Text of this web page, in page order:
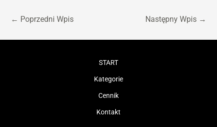
← Poprzedni Wpis Następny Wpis →
START
Kategorie
Cennik
Kontakt